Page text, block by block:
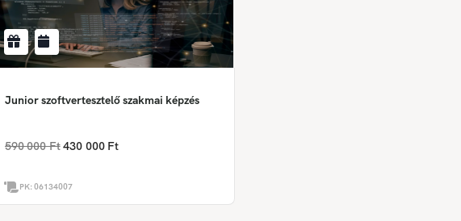
Junior szoftvertesztelő szakmai képzés
590 000 Ft 430 000 Ft
PK:06134007